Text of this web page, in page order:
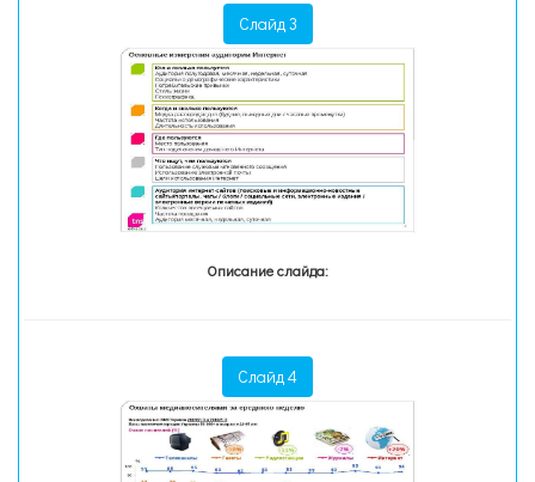
Слайд 3
Описание слайда:
Слайд 4